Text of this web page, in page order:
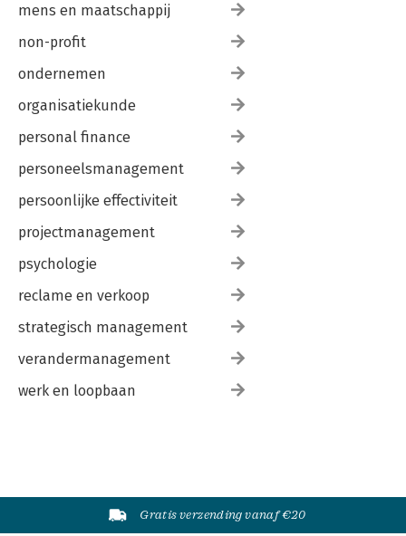
mens en maatschappij
non-profit
ondernemen
organisatiekunde
personal finance
personeelsmanagement
persoonlijke effectiviteit
projectmanagement
psychologie
reclame en verkoop
strategisch management
verandermanagement
werk en loopbaan
Gratis verzending vanaf €20